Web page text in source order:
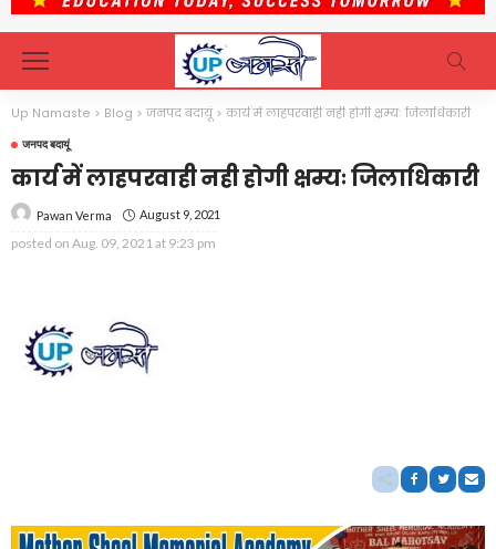
Up Namaste > Blog > जनपद बदायूं> कार्य में लाहपरवाही नही होगी क्षम्यः जिलाधिकारी
जनपद बदायूं
कार्य में लाहपरवाही नही होगी क्षम्यः जिलाधिकारी
Pawan Verma August 9, 2021
posted on Aug. 09, 2021 at 9:23 pm